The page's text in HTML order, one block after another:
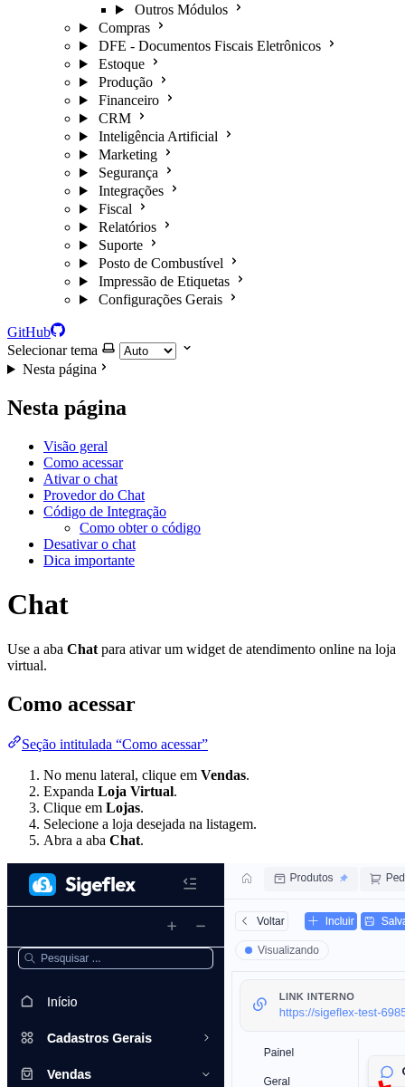
Outros Módulos
Compras
DFE - Documentos Fiscais Eletrônicos
Estoque
Produção
Financeiro
CRM
Inteligência Artificial
Marketing
Segurança
Integrações
Fiscal
Relatórios
Suporte
Posto de Combustível
Impressão de Etiquetas
Configurações Gerais
GitHub
Selecionar tema
Nesta página
Nesta página
Visão geral
Como acessar
Ativar o chat
Provedor do Chat
Código de Integração
Como obter o código
Desativar o chat
Dica importante
Chat
Use a aba Chat para ativar um widget de atendimento online na loja
virtual.
Como acessar
Seção intitulada “Como acessar”
No menu lateral, clique em Vendas.
Expanda Loja Virtual.
Clique em Lojas.
Selecione a loja desejada na listagem.
Abra a aba Chat.